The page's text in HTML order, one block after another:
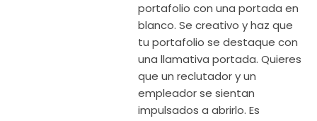
portafolio con una portada en
blanco. Se creativo y haz que
tu portafolio se destaque con
una llamativa portada. Quieres
que un reclutador y un
empleador se sientan
impulsados ​​a abrirlo. Es